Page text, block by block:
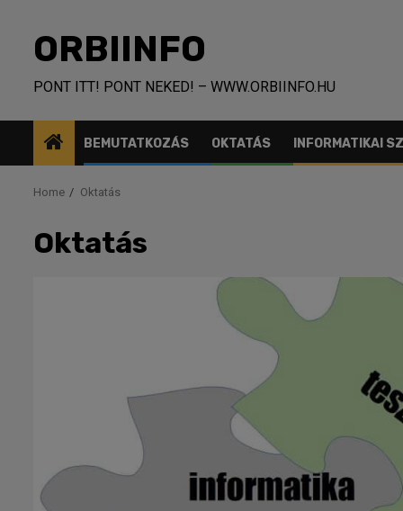
contentORBIINFO
PONT ITT! PONT NEKED! – WWW.ORBIINFO.HU
BEMUTATKOZÁS OKTATÁS INFORMATIKAI
Home Oktatás
Oktatás